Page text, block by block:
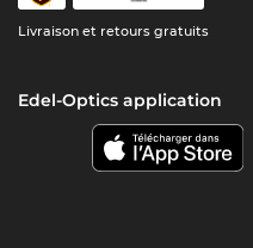
Livraison et retours gratuits
Edel-Optics application